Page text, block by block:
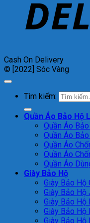
Cash On Delivery
© [2022] Sóc Vàng
Tìm kiếm:
Quần Áo Bảo Hộ
Quần Áo
Quần Áo
Quần Áo
Quần Áo
Quần Áo
Giày Bảo Hộ
Giày Bảo Hộ
Giày Bảo Hộ
Giày Bảo Hộ
Giày Bảo Hộ
Giày Bảo Hộ